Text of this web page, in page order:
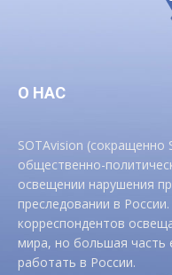
О НАС
SOTAvision
общественно-
освещении нарушения
преследовании в
корреспондентов
мира, но большая
работать в России.